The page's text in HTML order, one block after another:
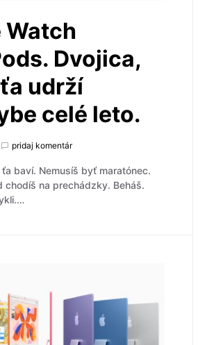
Watch
Dvojica,
udrží
celé leto.
pridaj komentár
baví. Nemusíš byť maratónec.
chodíš na prechádzky. Beháš.